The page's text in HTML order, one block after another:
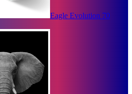
Eagle Evolution 70